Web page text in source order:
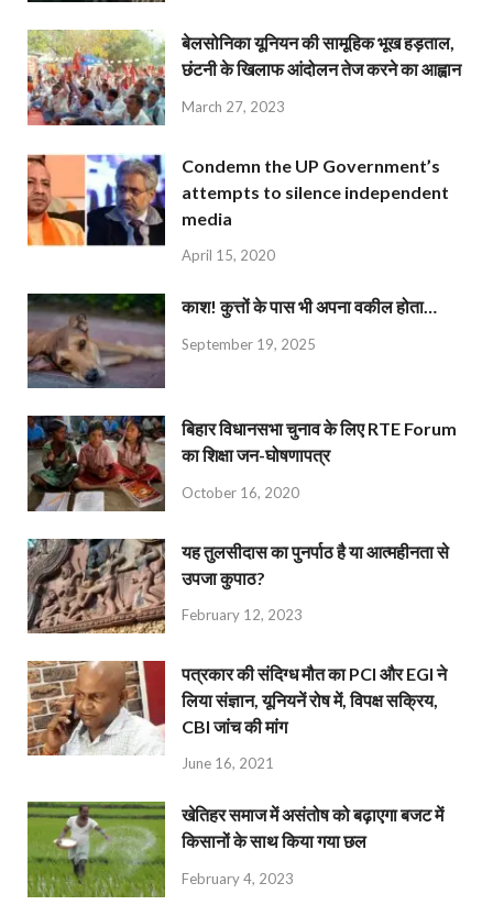
बेलसोनिका यूनियन की सामूहिक भूख हड़ताल,
छंटनी के खिलाफ आंदोलन तेज करने का आह्वान
March 27, 2023
Condemn the UP Government’s
attempts to silence independent
media
April 15, 2020
काश! कुत्तों के पास भी अपना वकील होता…
September 19, 2025
बिहार विधानसभा चुनाव के लिए RTE Forum
का शिक्षा जन-घोषणापत्र
October 16, 2020
यह तुलसीदास का पुनर्पाठ है या आत्महीनता से
उपजा कुपाठ?
February 12, 2023
पत्रकार की संदिग्ध मौत का PCI और EGI ने
लिया संज्ञान, यूनियनें रोष में, विपक्ष सक्रिय,
CBI जांच की मांग
June 16, 2021
खेतिहर समाज में असंतोष को बढ़ाएगा बजट में
किसानों के साथ किया गया छल
February 4, 2023